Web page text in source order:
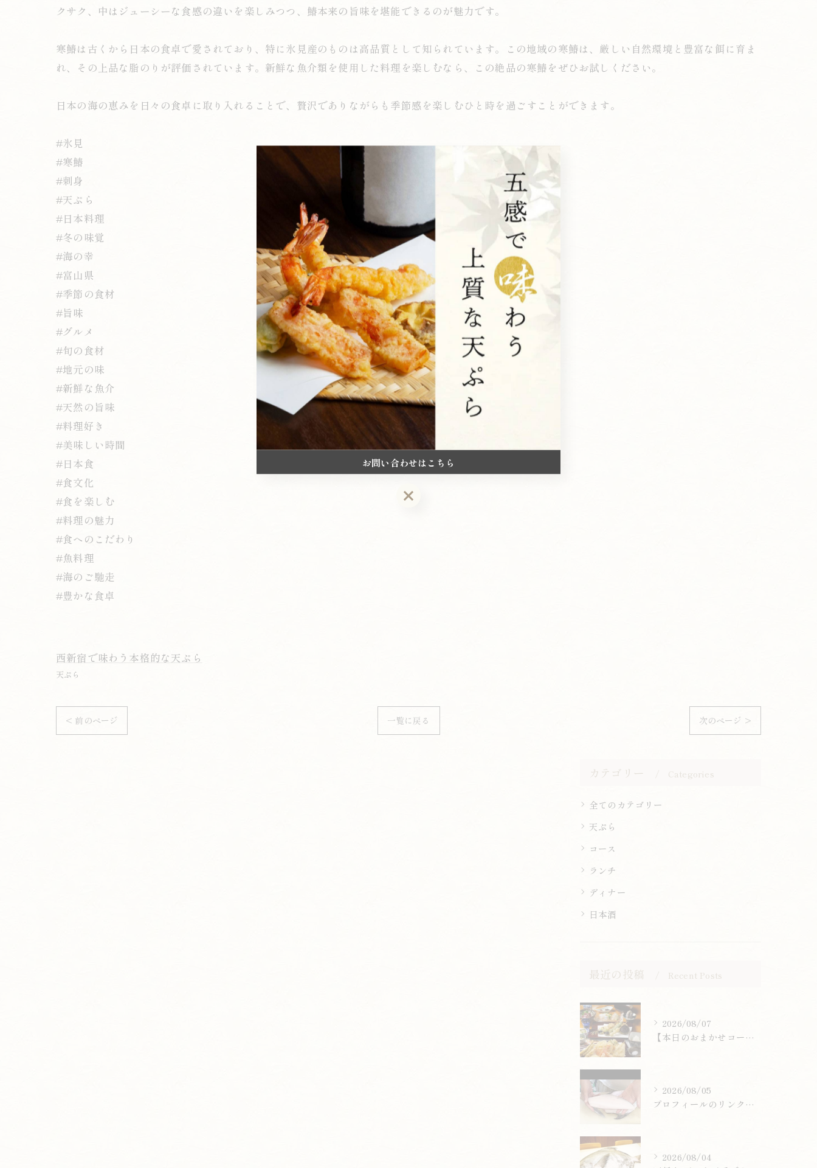
クサク、中はジューシーな食感の違いを楽しみつつ、鰆本来の旨味を堪能できるのが魅力です。
寒鰆は古くから日本の食卓で愛されており、特に氷見産のものは高品質として知られています。この地域の寒鰆は、厳しい自然環境と豊富な餌に育ま
れ、その上品な脂のりが評価されています。新鮮な魚介類を使用した料理を楽しむなら、この絶品の寒鰆をぜひお試しください。
日本の海の恵みを日々の食卓に取り入れることで、贅沢でありながらも季節感を楽しむひと時を過ごすことができます。
#氷見
#寒鰆
#刺身
#天ぷら
#日本料理
#冬の味覚
#海の幸
#富山県
#季節の食材
#旨味
#グルメ
#旬の食材
#地元の味
#新鮮な魚介
#天然の旨味
#料理好き
#美味しい時間
#日本食
#食文化
#食を楽しむ
#料理の魅力
#食へのこだわり
#魚料理
#海のご馳走
#豊かな食卓
西新宿で味わう本格的な天ぷら
天ぷら
< 前のページ 一覧に戻る 次のページ >
カテゴリー Categories
全てのカテゴリー
天ぷら
コース
ランチ
ディナー
日本酒
最近の投稿 Recent Posts
2026/08/07
【本日のおまかせコース】13,200円
2026/08/05
プロフィールのリンクまたはお電話からお気軽にご予約ください。
2026/08/04
お問い合わせはこちら
お問い合わせはこちら